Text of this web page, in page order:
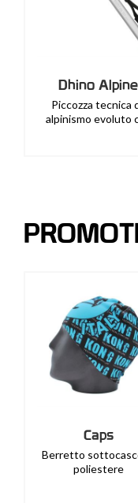
Dhino Alpine
Piccozza tecnica
alpinismo evoluto
Caps
Berretto
poliestere